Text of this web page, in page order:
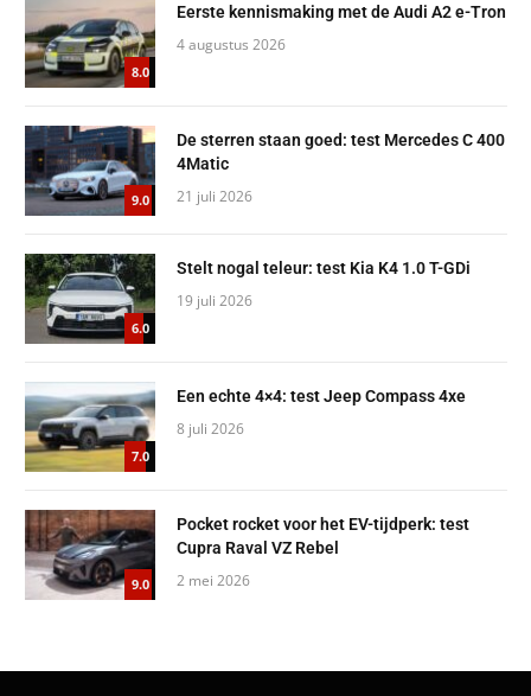
8.0
Eerste kennismaking met de Audi A2 e-Tron
4 augustus 2026
9.0
De sterren staan goed: test Mercedes C 400
4Matic
21 juli 2026
6.0
Stelt nogal teleur: test Kia K4 1.0 T-GDi
19 juli 2026
7.0
Een echte 4×4: test Jeep Compass 4xe
8 juli 2026
9.0
Pocket rocket voor het EV-tijdperk: test
Cupra Raval VZ Rebel
2 mei 2026